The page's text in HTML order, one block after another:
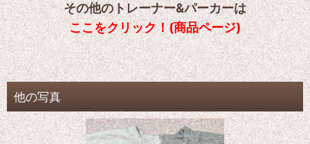
その他のトレーナー&パーカーは
ここをクリック！(商品ページ)
他の写真